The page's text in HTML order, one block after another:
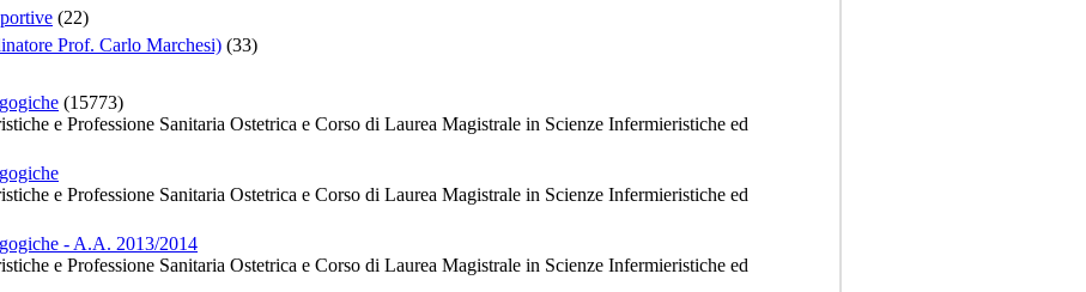
(22)
Prof. Carlo Marchesi) (33)
(15773)
e Professione Sanitaria Ostetrica e Corso di Laurea Magistrale in Scienze Infermieristiche ed
e Professione Sanitaria Ostetrica e Corso di Laurea Magistrale in Scienze Infermieristiche ed
- A.A. 2013/2014
e Professione Sanitaria Ostetrica e Corso di Laurea Magistrale in Scienze Infermieristiche ed